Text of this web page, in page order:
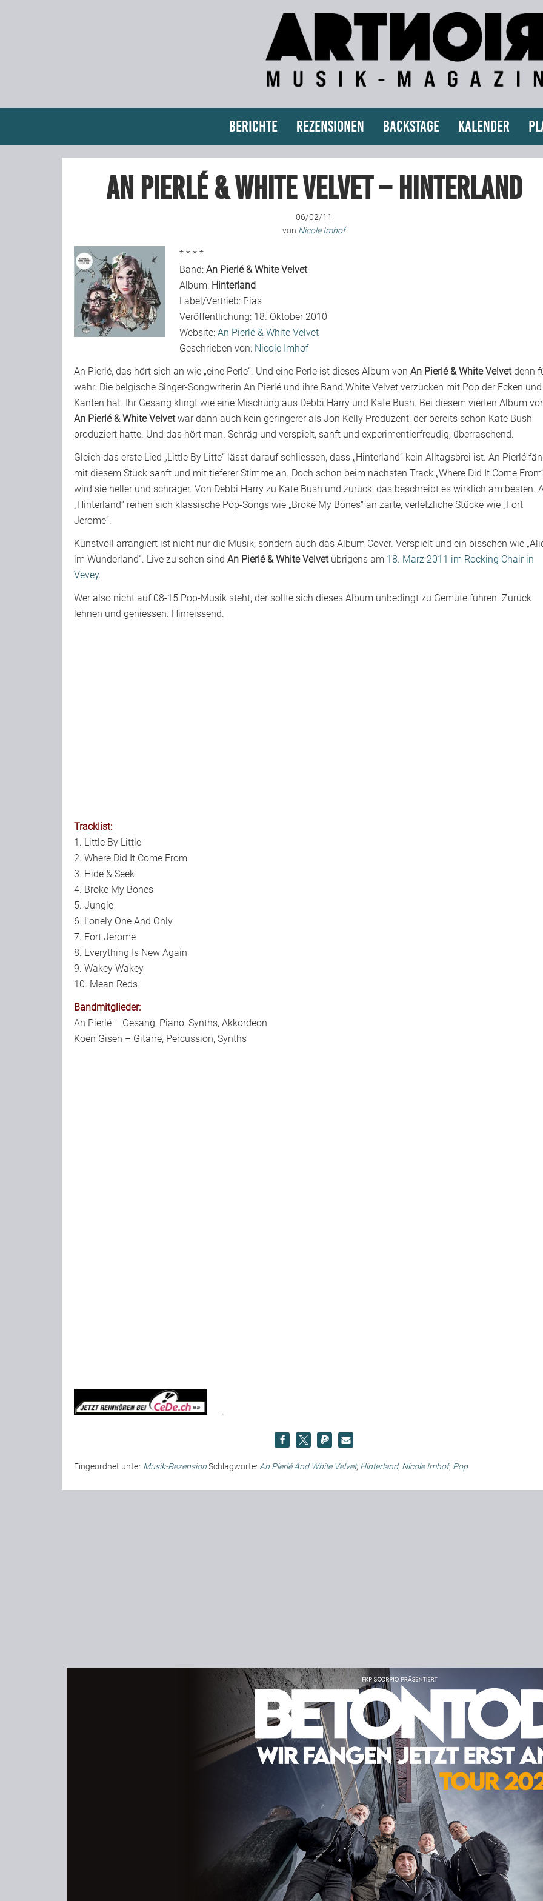
Berichte Rezensionen Backstage Kalender
An Pierlé & White Velvet – Hinterland
06/02/11
von Nicole Imhof
* * * *
Band: An Pierlé & White Velvet
Album: Hinterland
Label/Vertrieb: Pias
Veröffentlichung: 18. Oktober 2010
Website: An Pierlé & White Velvet
Geschrieben von: Nicole Imhof
An Pierlé, das hört sich an wie „eine Perle“. Und eine Perle ist dieses Album von An Pierlé & White Velvetdenn
wahr. Die belgische Singer-Songwriterin An Pierlé und ihre Band White Velvet verzücken mit Pop der Ecken und
Kanten hat. Ihr Gesang klingt wie eine Mischung aus Debbi Harry und Kate Bush. Bei diesem vierten Album
An Pierlé & White Velvetwar dann auch kein geringerer als Jon Kelly Produzent, der bereits schon Kate Bush
produziert hatte. Und das hört man. Schräg und verspielt, sanft und experimentierfreudig, überraschend.
Gleich das erste Lied „Little By Litte“ lässt darauf schliessen, dass „Hinterland“ kein Alltagsbrei ist. An Pierlé
mit diesem Stück sanft und mit tieferer Stimme an. Doch schon beim nächsten Track „Where Did It Come
wird sie heller und schräger. Von Debbi Harry zu Kate Bush und zurück, das beschreibt es wirklich am besten.
„Hinterland“ reihen sich klassische Pop-Songs wie „Broke My Bones“ an zarte, verletzliche Stücke wie „Fort
Jerome“.
Kunstvoll arrangiert ist nicht nur die Musik, sondern auch das Album Cover. Verspielt und ein bisschen wie
im Wunderland“. Live zu sehen sind An Pierlé & White Velvetübrigens am 18. März 2011 im Rocking Chair in
Vevey.
Wer also nicht auf 08-15 Pop-Musik steht, der sollte sich dieses Album unbedingt zu Gemüte führen. Zurück
lehnen und geniessen. Hinreissend.
Tracklist:
1. Little By Little
2. Where Did It Come From
3. Hide & Seek
4. Broke My Bones
5. Jungle
6. Lonely One And Only
7. Fort Jerome
8. Everything Is New Again
9. Wakey Wakey
10. Mean Reds
Bandmitglieder:
An Pierlé – Gesang, Piano, Synths, Akkordeon
Koen Gisen – Gitarre, Percussion, Synths
.
Eingeordnet unter Musik-RezensionSchlagworte: An Pierlé And White Velvet, Hinterland, Nicole Imhof, Pop